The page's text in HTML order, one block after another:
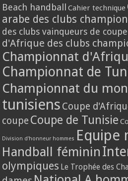
Beach handball Cahier technique
arabe des clubs
des clubs vainqueurs de coupe
d'Afrique des clubs
Championnat
Championnat de
Championnat du
tunisiens Coupe
coupe Coupe de Tunisie
Division d'honneur hommes Equipe
Handball féminin
olympiques Le Trophée des